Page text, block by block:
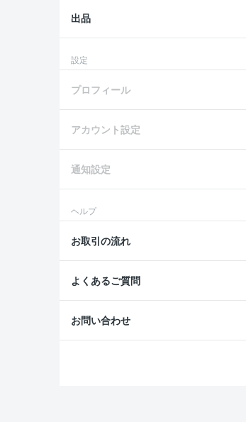
出品
設定
プロフィール
アカウント設定
通知設定
ヘルプ
お取引の流れ
よくあるご質問
お問い合わせ